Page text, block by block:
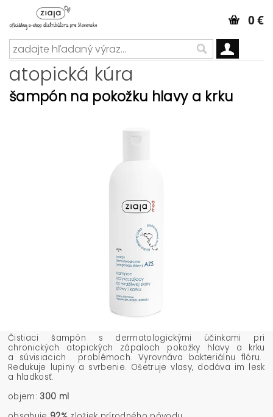
0 €
atopická kúra
šampón na pokožku hlavy a krku
Čistiaci šampón s dermatologickými účinkami pri
chronických atopických zápaloch pokožky hlavy a krku
a súvisiacich problémoch. Vyrovnáva bakteriálnu flóru.
Redukuje lupiny a svrbenie. Ošetruje vlasy, dodáva im lesk
a hladkosť.
objem: 300 ml